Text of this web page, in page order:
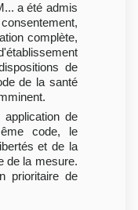
a été admis
complète,
de
de la santé
de
code, le
et de la
de la mesure.
prioritaire de